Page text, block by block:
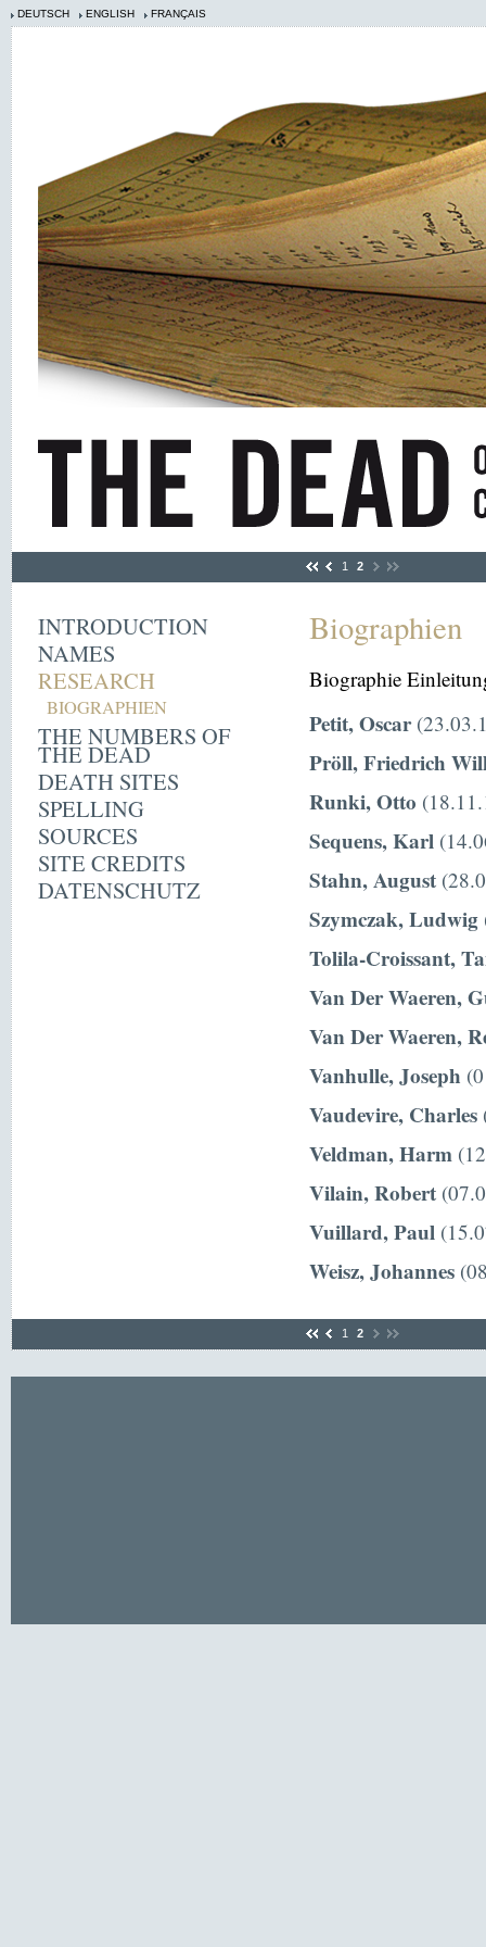
DEUTSCH ENGLISH FRANÇAIS
1 2
INTRODUCTION
NAMES
RESEARCH
BIOGRAPHIEN
THE NUMBERS OF
THE DEAD
DEATH SITES
SPELLING
SOURCES
SITE CREDITS
DATENSCHUTZ
Biographien
Biographie
Petit, Oscar
Pröll, Friedrich
Runki, Otto
Sequens, Karl
Stahn, August
Szymczak, Ludwig
Tolila-Croissant,
Van Der Waeren,
Van Der Waeren,
Vanhulle, Joseph
Vaudevire, Charles
Veldman, Harm
Vilain, Robert
Vuillard, Paul
Weisz, Johannes
1 2